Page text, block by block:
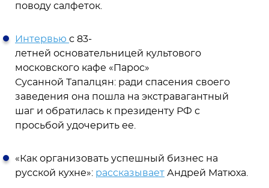
поводу салфеток.
Интервью с 83-
летней основательницей культового
московского кафе «Парос»
Сусанной Тапалцян: ради спасения своего
заведения она пошла на экстравагантный
шаг и обратилась к президенту РФ с
просьбой удочерить ее.
«Как организовать успешный бизнес на
русской кухне»: рассказывает Андрей Матюха.